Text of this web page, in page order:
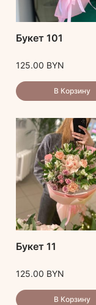
Букет 101
125.00 BYN
В Корзину
Букет 11
125.00 BYN
В Корзину